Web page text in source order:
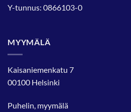
Y-tunnus: 0866103-0
MYYMÄLÄ
Kaisaniemenkatu 7
00100 Helsinki
Puhelin, myymälä